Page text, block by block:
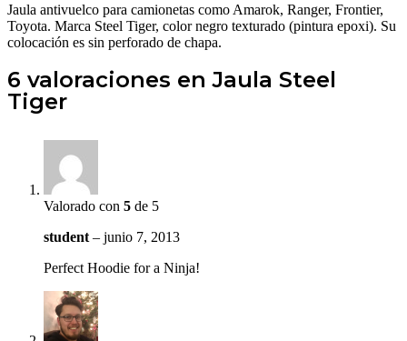
Jaula antivuelco para camionetas como Amarok, Ranger, Frontier,
Toyota. Marca Steel Tiger, color negro texturado (pintura epoxi). Su
colocación es sin perforado de chapa.
6 valoraciones enJaula Steel
Tiger
Valorado con 5 de 5
student – junio 7, 2013
Perfect Hoodie for a Ninja!